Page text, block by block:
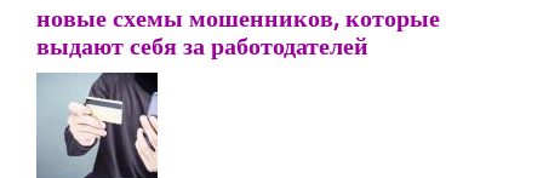
новые схемы мошенников, которые
выдают себя за работодателей